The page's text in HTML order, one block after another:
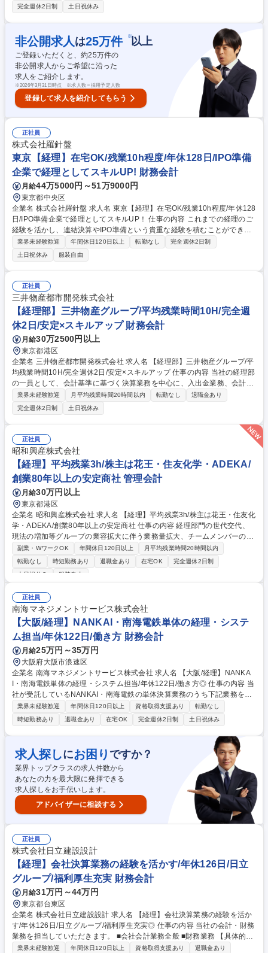
■各部門における事業推進の会計的側面からの支援 ※ジョブローテーショ
ン制度による職務変更の範囲：当社業務全般 募集職種 香川県高松市【事
務職(経理)】四国電力100%子会社/教育はOJTにて丁寧にフォロー
完全週休2日制 土日祝休み
非公開求人 は25万件 ※以上
ご登録いただくと、約25万件の
非公開求人からご希望に沿った
求人をご紹介します。
※2026年3月31日時点 ※求人数＝採用予定人数
登録して求人を紹介してもらう
正社員
株式会社羅針盤
東京【経理】在宅OK/残業10h程度/年休128日/IPO準備
企業で経理としてスキルUP! 財務会計
月給44万5000円～51万9000円
東京都中央区
企業名 株式会社羅針盤 求人名 東京【経理】在宅OK/残業10h程度/年休128
日/IPO準備企業で経理としてスキルUP！ 仕事の内容 これまでの経理のご
経験を活かし、連結決算やIPO準備という貴重な経験を積むことができる
ポジションです。経理としてスキルアップしたいというマインドを重視し
ています。 【具体的には】■連結決算■開示資料作成（決算短信、有価証
券報告書等）■子会社経理全般（PMI含む）■固定資産管理■監査法人対応■
証券会社対応■J-SOX対応■その他経理財務及び上場準備に関する業務※ご
経験やスキルに合わせ業務をお任せしていきます。 【採用背景】積極的な
M＆Aによる子会社の増加や上場準備を行う為、経理体制の強化を図って
います。 募集職種 東京【経理】在宅OK/残業10h程度/年休128日/IPO準備
企業で経理としてスキルUP！
業界未経験歓迎 年間休日120日以上 転勤なし
完全週休2日制
土日祝休み
服装自由
正社員
三井物産都市開発株式会社
【経理部】三井物産グループ/平均残業時間10H/完全週
休2日/安定×スキルアップ 財務会計
月給30万2500円以上
東京都港区
企業名 三井物産都市開発株式会社 求人名 【経理部】三井物産グループ/平
均残業時間10H/完全週休2日/安定×スキルアップ 仕事の内容 当社の経理部
の一員として、会計基準に基づく決算業務を中心に、入出金業務、会計シ
ステム対応、月次/四半期決算業務等をお任せします。経理業務全般、幅広
く業務を経験できるポジションとなります。 【業務詳細】・単体月次/年
次決算（日本基準）、親会社連結決算業務（四半期決算：IFRS）、会計監
査対応 ・会計システム対応業務（OBIC、楽楽精算、固定資産管理、借入
金管理）、入出金業務、経費精算業務 ・信用程度管理業務（取引先の与信
管理業務） ・他 会計書類取り纏め、政府統計調査報告 等 ※将来的に他部
署へのジョブローテーションがあります。 【業務変更の範囲】 当社の業
務全般 募集職種 【経理部】三井物産グループ/平均残業時間10H/完全週休
2日/安定×スキルアップ
業界未経験歓迎 月平均残業時間20時間以内 転勤なし
退職金あり
完全週休2日制
土日祝休み
正社員
昭和興産株式会社
【経理】平均残業3h/株主は花王・住友化学・ADEKA/
創業80年以上の安定商社 管理会計
月給30万円以上
東京都港区
企業名 昭和興産株式会社 求人名 【経理】平均残業3h/株主は花王・住友化
学・ADEKA/創業80年以上の安定商社 仕事の内容 経理部門の世代交代、
現法の増加等グループの業容拡大に伴う業務量拡大、チームメンバーのラ
イフイベントに対応した安定的な体制構築を目指した増員となります。 経
理部門の将来を担う中核人材として活躍していただける方を是非お迎えし
たいです。経理全般はもちろん、指導育成も担えるようになることを期待
金・買掛金等の債権管理業務■有価証券・固定資産管理、為替ポジション
及び為替予約管理■現地法人の財務面の管理■予算・実績管理、帳簿・証憑
書類の整備・保管 などです。（変更の範囲:当社業務全般） 募集職種 【経
理】平均残業3h/株主は花王・住友化学・ADEKA/創業80年以上の安定商
社
副業・WワークOK 年間休日120日以上
月平均残業時間20時間以内
転勤なし
時短勤務あり 退職金あり 在宅OK
完全週休2日制
土日祝休み
服装自由
正社員
南海マネジメントサービス株式会社
【大阪/経理】NANKAI・南海電鉄単体の経理・システ
ム担当/年休122日/働き方 財務会計
月給25万円～35万円
大阪府大阪市浪速区
企業名 南海マネジメントサービス株式会社 求人名 【大阪/経理】NANKA
I・南海電鉄単体の経理・システム担当/年休122日/働き方◎ 仕事の内容 当
社が受託しているNANKAI・南海電鉄の単体決算業務のうち下記業務をご
担当いただきます。 ■固定資産関係の予算決算業務全般 ■日々の伝票チェ
ックから決算締め作業まで決算業務全般 ■会計システムの日々の運用およ
び活用に関する業務全般 募集職種 【大阪/経理】NANKAI・南海電鉄単体
の経理・システム担当/年休122日/働き方◎
業界未経験歓迎 年間休日120日以上 資格取得支援あり
転勤なし
時短勤務あり
退職金あり 在宅OK 完全週休2日制 土日祝休み
求人探しにお困り ですか？
業界トップクラスの求人件数から
あなたの力を最大限に発揮できる
求人探しをお手伝いします。
アドバイザーに相談する
正社員
株式会社日立建設設計
【経理】会社決算業務の経験を活かす/年休126日/日立
グループ/福利厚生充実 財務会計
月給31万円～44万円
東京都台東区
企業名 株式会社日立建設設計 求人名 【経理】会社決算業務の経験を活か
す/年休126日/日立グループ/福利厚生充実◎ 仕事の内容 当社の会計・財務
業務を担当していただきます。 ■会社会計業務全般 ■財務業務 【具体的に
は】 ・決算書作成・納税・原価計算・原価管理・財産管理他 ・資金管
業界未経験歓迎 年間休日120日以上 資格取得支援あり
退職金あり